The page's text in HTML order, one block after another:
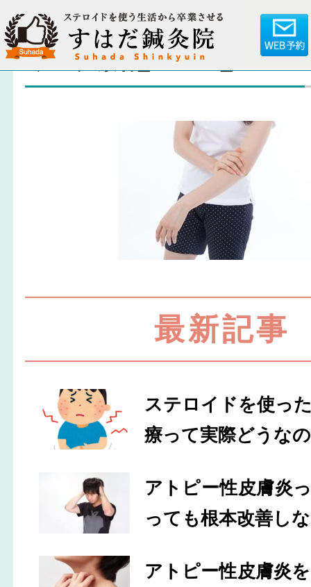
ブログ素材_180207_0034
最新記事
ステロイドを使っ
療って実際どうな
アトピー性皮膚炎
っても根本改善し
アトピー性皮膚炎